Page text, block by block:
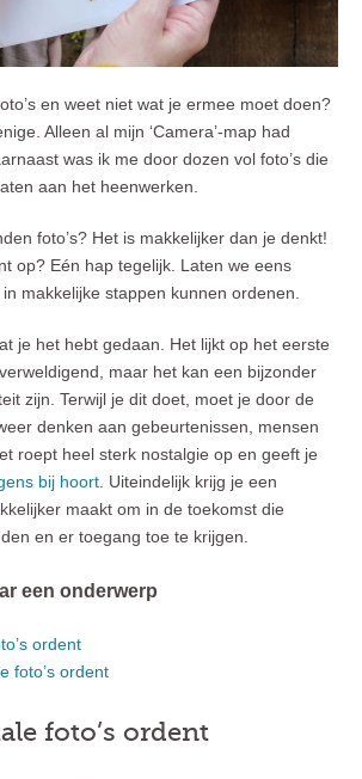
en weet niet wat je ermee moet doen?
Alleen al mijn ‘Camera’-map had
was ik me door dozen vol foto’s die
aan het heenwerken.
foto’s? Het is makkelijker dan je denkt!
op? Eén hap tegelijk. Laten we eens
in makkelijke stappen kunnen ordenen.
je het hebt gedaan. Het lijkt op het eerste
maar het kan een bijzonder
zijn. Terwijl je dit doet, moet je door de
denken aan gebeurtenissen, mensen
roept heel sterk nostalgie op en geeft je
bij hoort . Uiteindelijk krijg je een
maakt om in de toekomst die
en er toegang toe te krijgen.
een onderwerp
ordent
foto’s ordent
foto’s ordent